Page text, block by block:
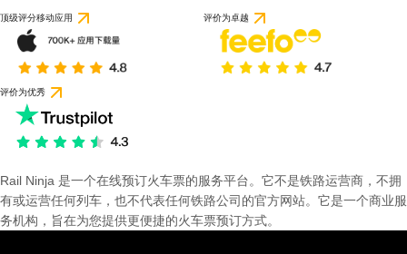
顶级评分移动应用 评价为卓越
评价为优秀
Rail Ninja 是一个在线预订火车票的服务平台。它不是铁路运营商，不拥
有或运营任何列车，也不代表任何铁路公司的官方网站。它是一个商业服
务机构，旨在为您提供更便捷的火车票预订方式。